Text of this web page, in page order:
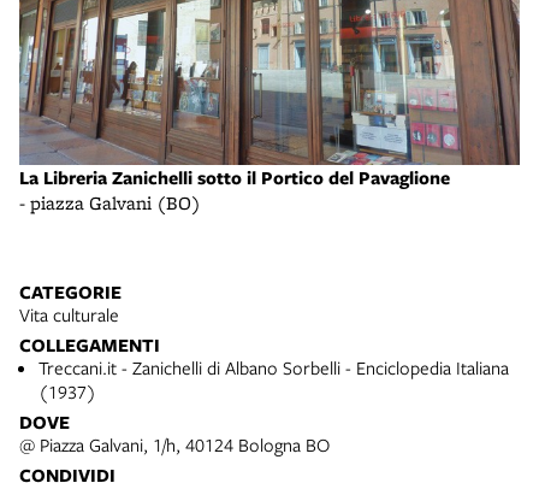
La Libreria Zanichelli sotto il Portico del Pavaglione
- piazza Galvani (BO)
CATEGORIE
Vita culturale
COLLEGAMENTI
Treccani.it - Zanichelli di Albano Sorbelli - Enciclopedia Italiana
(1937)
DOVE
@ Piazza Galvani, 1/h, 40124 Bologna BO
CONDIVIDI